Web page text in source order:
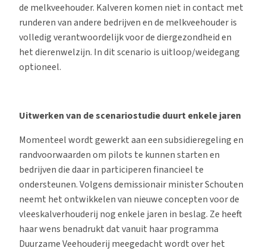
de melkveehouder. Kalveren komen niet in contact met
runderen van andere bedrijven en de melkveehouder is
volledig verantwoordelijk voor de diergezondheid en
het dierenwelzijn. In dit scenario is uitloop/weidegang
optioneel.
Uitwerken van de scenariostudie duurt enkele jaren
Momenteel wordt gewerkt aan een subsidieregeling en
randvoorwaarden om pilots te kunnen starten en
bedrijven die daar in participeren financieel te
ondersteunen. Volgens demissionair minister Schouten
neemt het ontwikkelen van nieuwe concepten voor de
vleeskalverhouderij nog enkele jaren in beslag. Ze heeft
haar wens benadrukt dat vanuit haar programma
Duurzame Veehouderij meegedacht wordt over het